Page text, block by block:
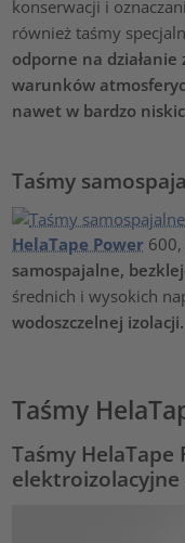
konserwacji i
również taśmy
odporne na działanie
warunków
nawet w bardzo
Taśmy
HelaTape Power
samospajalne,
średnich i wysokich
wodoszczelnej izolacji.
Taśmy
Taśmy
elektroizolacyjne